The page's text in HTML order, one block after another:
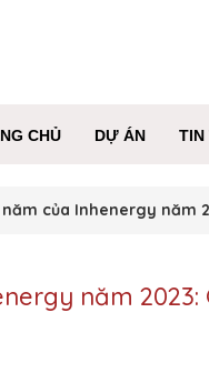
CHỦ DỰ ÁN TIN
của Inhenergy năm
năm